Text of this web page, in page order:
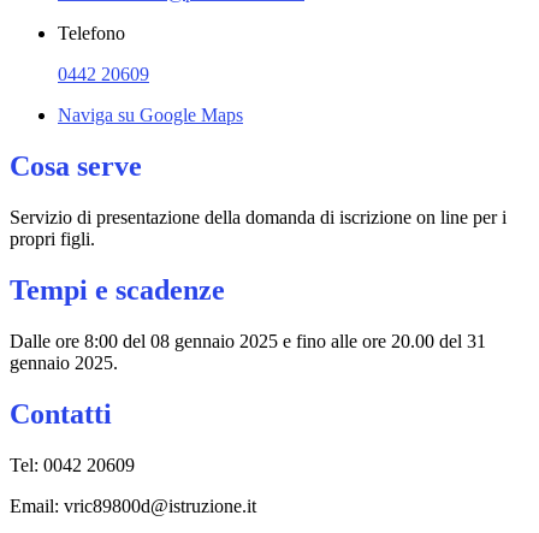
Telefono
0442 20609
Naviga su Google Maps
Cosa serve
Servizio di presentazione della domanda di iscrizione on line per i
propri figli.
Tempi e scadenze
Dalle ore 8:00 del 08 gennaio 2025 e fino alle ore 20.00 del 31
gennaio 2025.
Contatti
Tel: 0042 20609
Email: vric89800d@istruzione.it